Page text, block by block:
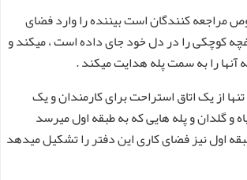
مراجعه کنندگان است بیننده را وارد فضای
کوچکی را در دل خود جای داده است ، میکند و
آنها را به سمت پله هدایت میکند .
از یک اتاق استراحت برای کارمندان و یک
و گلدان و پله هایی که به طبقه اول میرسد
اول نیز فضای کاری این دفتر را تشکیل میدهد